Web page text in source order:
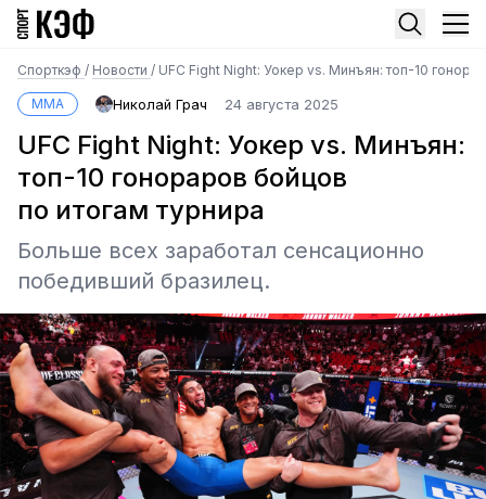
Спорткэф / Новости / UFC Fight Night: Уокер vs. Минъян: топ-10
MMA Николай Грач 24 августа 2025
UFC Fight Night: Уокер vs. Минъян:
топ-10 гонораров бойцов
по итогам турнира
Больше всех заработал сенсационно
победивший бразилец.